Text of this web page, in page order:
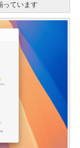
っています